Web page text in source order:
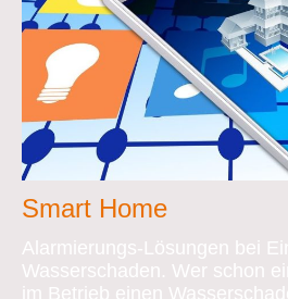
Smart Home
Alarmierungs-Lösungen bei
Wasserschaden. Wer schon
im Betrieb einen